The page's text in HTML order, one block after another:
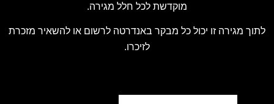
מוקדשת לכל חלל מגירה.
לתוך מגירה זו יכול כל מבקר באנדרטה לרשום או להשאיר מזכרת
לזיכרו.